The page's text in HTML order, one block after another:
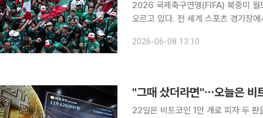
2026 국제축구연맹(FIFA) 북중미 월
오르고 있다. 전 세계 스포츠 경기장
어올렸다. 7일(현지시간) CNN에
2026-06-08 13:10
"그때 샀더라면"⋯오늘은 비
22일은 비트코인 1만 개로 피자 두 판을